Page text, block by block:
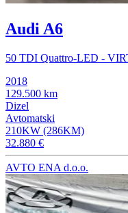
Audi A6
50 TDI Quattro-LED -
2018
129.500 km
Dizel
Avtomatski
210KW (286KM)
32.880 €
AVTO ENA d.o.o.